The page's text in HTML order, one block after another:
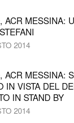
ACR MESSINA:
2014
ACR MESSINA:
IN VISTA DEL
IN STAND BY
2014